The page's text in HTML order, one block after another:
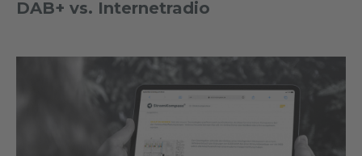
DAB+ vs. Internetradio